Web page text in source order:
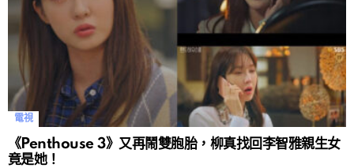
電視
《Penthouse 3》又再鬧雙胞胎，柳真找回李智雅親生女
竟是她！